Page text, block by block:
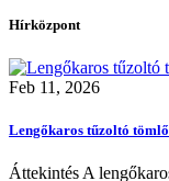
Hírközpont
Feb 11, 2026
Lengőkaros tűzoltó
Áttekintés A